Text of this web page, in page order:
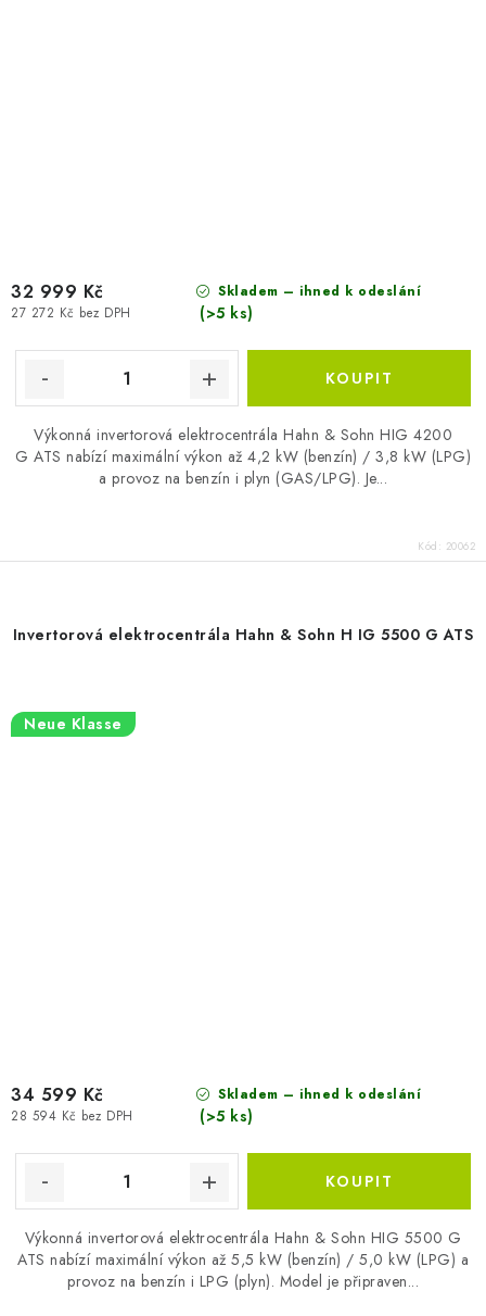
Skladem – ihned k odeslání
(>5 ks)
27 272 Kč bez DPH
32 999 Kč
Výkonná invertorová elektrocentrála Hahn & Sohn HIG 4200
G ATS nabízí maximální výkon až 4,2 kW (benzín) / 3,8 kW (LPG)
a provoz na benzín i plyn (GAS/LPG). Je...
Kód: 20062
Invertorová elektrocentrála Hahn & Sohn H IG 5500 G ATS
Neue Klasse
Skladem – ihned k odeslání
(>5 ks)
28 594 Kč bez DPH
34 599 Kč
Výkonná invertorová elektrocentrála Hahn & Sohn HIG 5500 G
ATS nabízí maximální výkon až 5,5 kW (benzín) / 5,0 kW (LPG) a
provoz na benzín i LPG (plyn). Model je připraven...